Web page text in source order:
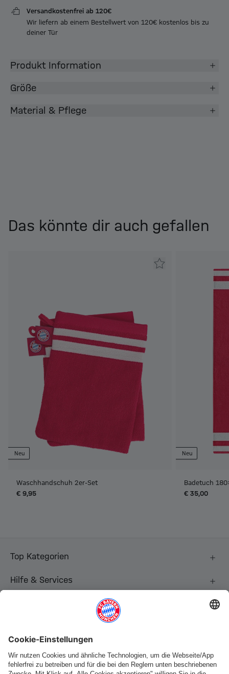
Versandkostenfrei ab 120€
Wir liefern ab einem Bestellwert von 120€ kostenlos bis zu
deiner Tür
Produkt Information
Größe
Material & Pflege
Das könnte dir auch gefallen
Neu
Waschhandschuh 2er-Set
€ 9,95
Neu
Badetuch
€ 35,00
Top Kategorien
Hilfe & Services
Folge uns